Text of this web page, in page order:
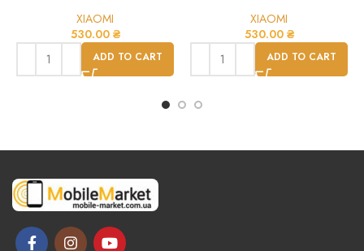
XIAOMI
530.00 ₴
ADD TO CART
XIAOMI
530.00 ₴
ADD TO CART